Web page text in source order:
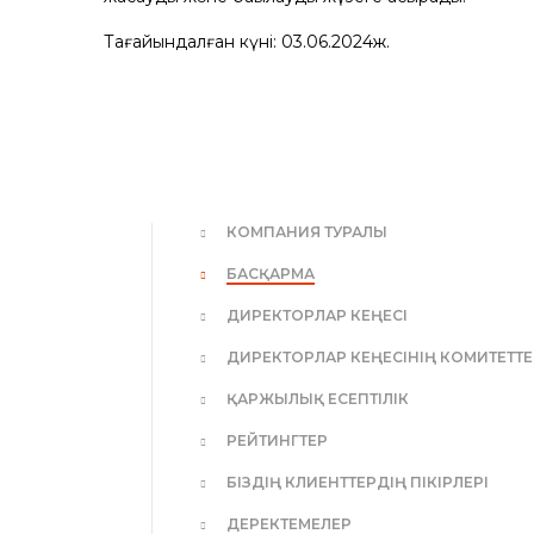
Тағайындалған күні: 03.06.2024ж.
КОМПАНИЯ ТУРАЛЫ
БАСҚАРМА
ДИРЕКТОРЛАР КЕҢЕСІ
ДИРЕКТОРЛАР КЕҢЕСІНІҢ
ҚАРЖЫЛЫҚ ЕСЕПТІЛІК
РЕЙТИНГТЕР
БІЗДІҢ КЛИЕНТТЕРДІҢ ПІКІРЛЕРІ
ДЕРЕКТЕМЕЛЕР